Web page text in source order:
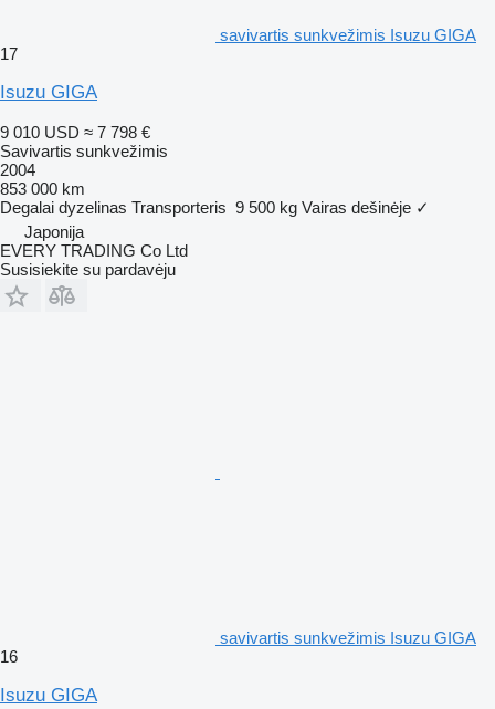
savivartis sunkvežimis Isuzu GIGA
17
Isuzu GIGA
9 010 USD ≈ 7 798 €
Savivartis sunkvežimis
2004
853 000 km
Degalai dyzelinas Transporteris 9 500 kg Vairas dešinėje ✓
Japonija
EVERY TRADING Co Ltd
Susisiekite su pardavėju
savivartis sunkvežimis Isuzu GIGA
16
Isuzu GIGA